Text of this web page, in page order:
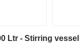
Ltr - Stirring vessel